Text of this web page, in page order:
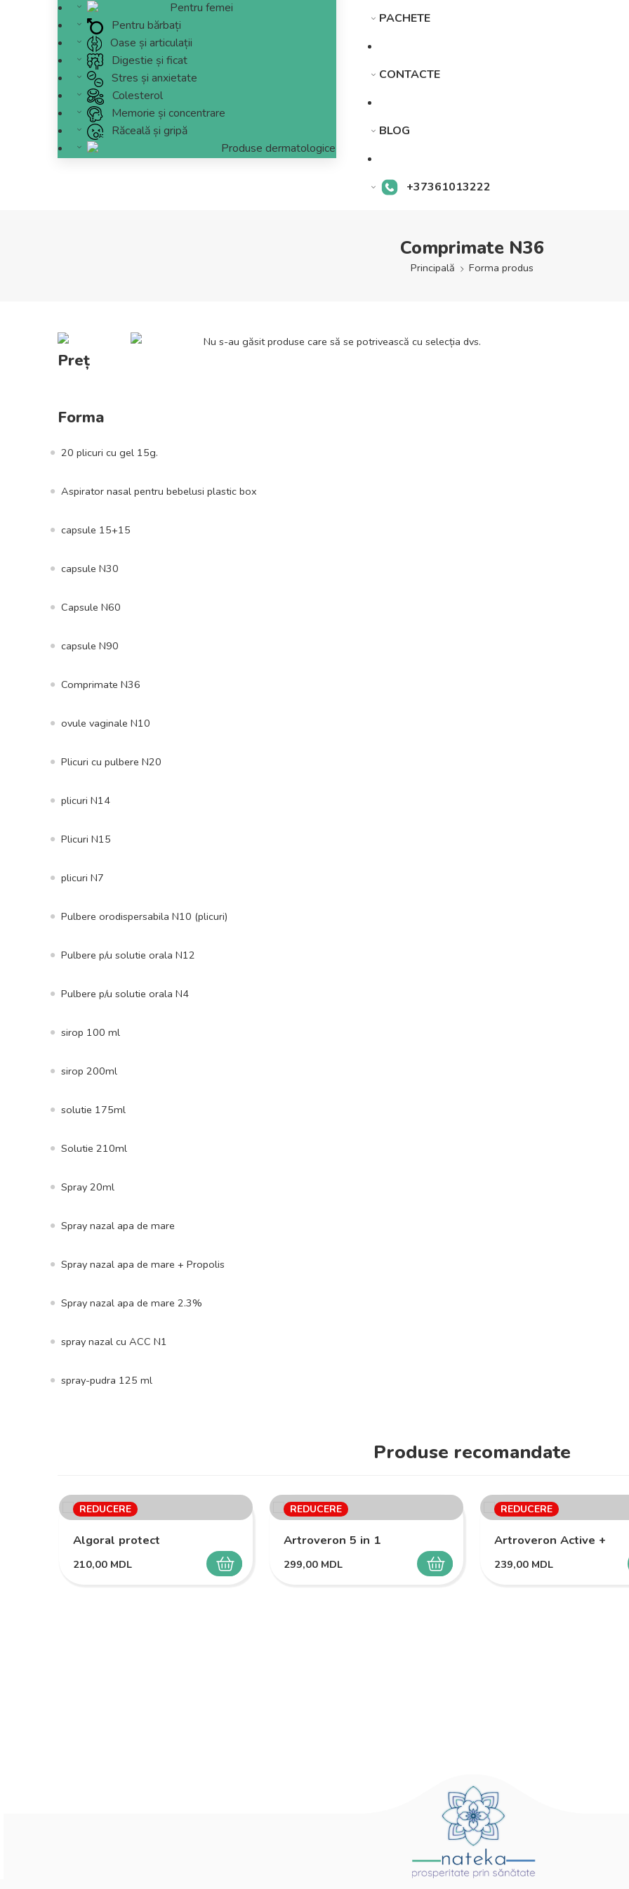
Pentru femei
Pentru bărbați
Oase și articulații
Digestie și ficat
Stres și anxietate
Colesterol
Memorie și concentrare
Răceală și gripă
Produse dermatologice
PACHETE
CONTACTE
BLOG
+37361013222
Comprimate N36
Principală Forma produs
Nu s-au găsit produse care să se potrivească cu selecția dvs.
Preț
Forma
20 plicuri cu gel 15g.
Aspirator nasal pentru bebelusi plastic box
capsule 15+15
capsule N30
Capsule N60
capsule N90
Comprimate N36
ovule vaginale N10
Plicuri cu pulbere N20
plicuri N14
Plicuri N15
plicuri N7
Pulbere orodispersabila N10 (plicuri)
Pulbere p/u solutie orala N12
Pulbere p/u solutie orala N4
sirop 100 ml
sirop 200ml
solutie 175ml
Solutie 210ml
Spray 20ml
Spray nazal apa de mare
Spray nazal apa de mare + Propolis
Spray nazal apa de mare 2.3%
spray nazal cu ACC N1
spray-pudra 125 ml
Produse recomandate
REDUCERE
SELECTEAZĂ
Algoral protect
210,00 MDL
REDUCERE
SELECTEAZĂ
Artroveron 5 in 1
299,00 MDL
REDUCERE
Artroveron Active +
239,00 MDL